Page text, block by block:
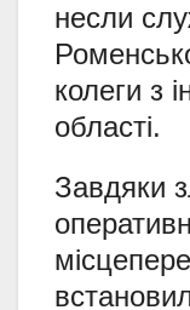
несли
колеги з
області.
Завдяки